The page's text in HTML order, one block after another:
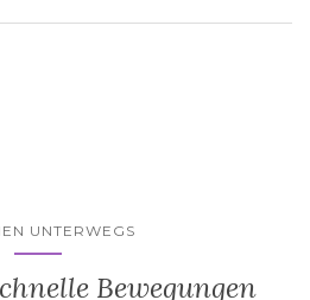
UNTERWEGS
Bewegungen